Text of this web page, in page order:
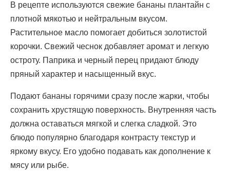
В рецепте используются свежие бананы плантайн с
плотной мякотью и нейтральным вкусом.
Растительное масло помогает добиться золотистой
корочки. Свежий чеснок добавляет аромат и легкую
остроту. Паприка и черный перец придают блюду
пряный характер и насыщенный вкус.
Подают бананы горячими сразу после жарки, чтобы
сохранить хрустящую поверхность. Внутренняя часть
должна оставаться мягкой и слегка сладкой. Это
блюдо популярно благодаря контрасту текстур и
яркому вкусу. Его удобно подавать как дополнение к
мясу или рыбе.